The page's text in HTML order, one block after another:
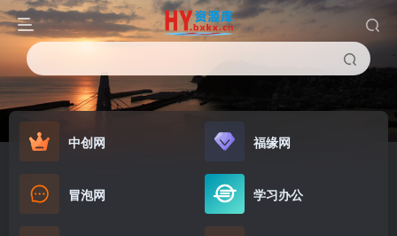
中创网 福缘网
冒泡网 学习办公